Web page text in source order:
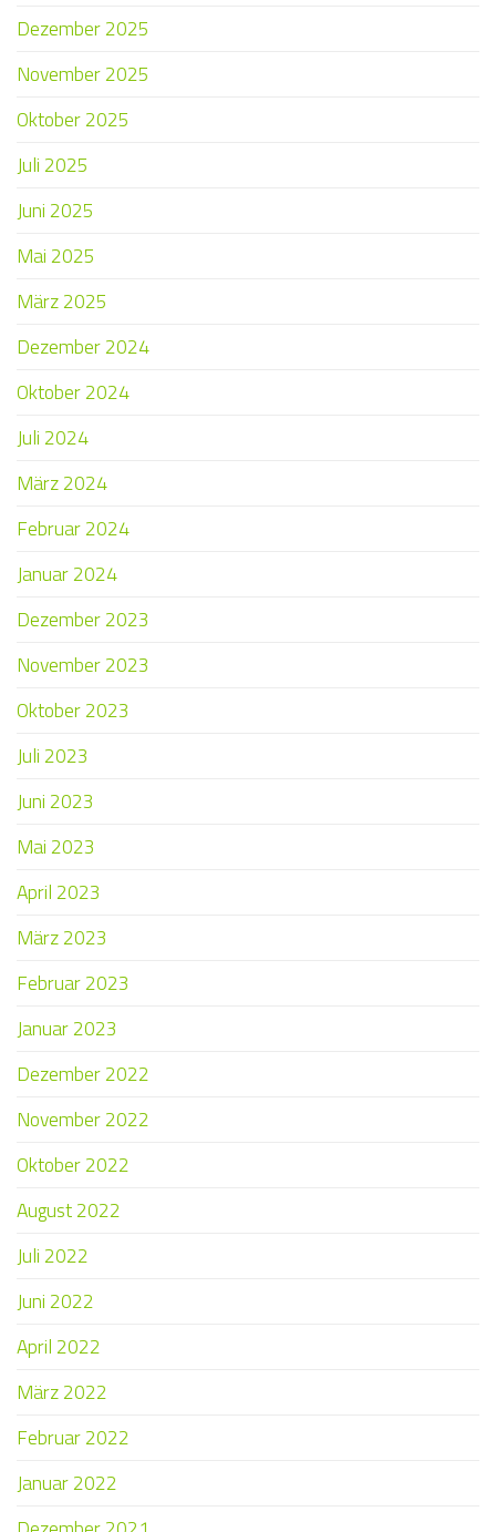
Dezember 2025
November 2025
Oktober 2025
Juli 2025
Juni 2025
Mai 2025
März 2025
Dezember 2024
Oktober 2024
Juli 2024
März 2024
Februar 2024
Januar 2024
Dezember 2023
November 2023
Oktober 2023
Juli 2023
Juni 2023
Mai 2023
April 2023
März 2023
Februar 2023
Januar 2023
Dezember 2022
November 2022
Oktober 2022
August 2022
Juli 2022
Juni 2022
April 2022
März 2022
Februar 2022
Januar 2022